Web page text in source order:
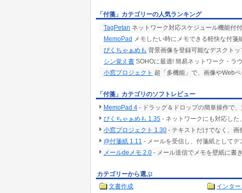
「付箋」カテゴリーの人気ランキング
TagPetan ネットワーク対応スケジュール機能付
MemoPad メモしたい時にメモできる軽快な付箋
ぴくちゃぁめも 背景画像を登録可能なデスクトッ
シン覚え書 SOHOに最適! 簡易ネットワーク・ラ
小窓プロジェクト 超「多機能」で、画像やWeb
「付箋」カテゴリのソフトレビュー
MemoPad 4 - ドラッグ＆ドロップの簡単操作で
ぴくちゃぁめも 1.35 - ネットワークにも対応した
小窓プロジェクト 1.30 - テキストだけでなく、画
@付箋紙 1.11 - メールを受信し、付箋紙として
メールdeメモ 2.0 - メール送信でメモを壁紙に書
カテゴリーから選ぶ
文書作成
インタ